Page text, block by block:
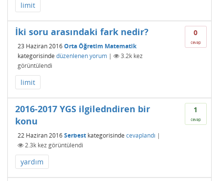
limit
0
cevap
İki soru arasındaki fark nedir?
23 Haziran 2016Orta Öğretim Matematik
kategorisinde düzenlenen yorum | 3.2k kez
görüntülendi
limit
1
cevap
2016-2017 YGS ilgiledndiren bir
konu
22 Haziran 2016Serbest kategorisinde cevaplandı |
2.3k kez görüntülendi
yardım